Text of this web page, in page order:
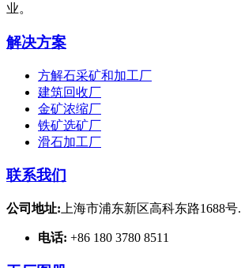
业。
解决方案
方解石采矿和加工厂
建筑回收厂
金矿浓缩厂
铁矿选矿厂
滑石加工厂
联系我们
公司地址: 上海市浦东新区高科东路1688号.
电话: +86 180 3780 8511